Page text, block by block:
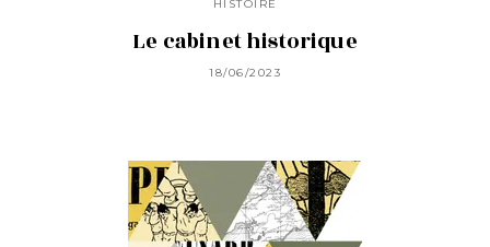
HISTOIRE
Le cabinet historique
18/06/2023